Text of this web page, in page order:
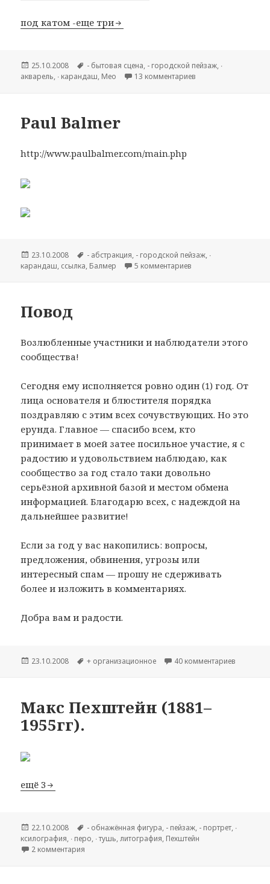
под катом -еще три
Опубликовано
25.10.2008 Метки
- бытовая сцена, - городской пейзаж, ∙
акварель, ∙ карандаш, Мео 13 комментариев
Paul Balmer
http://www.paulbalmer.com/main.php
Опубликовано
23.10.2008 Метки
- абстракция, - городской пейзаж, ∙
карандаш, cсылка, Балмер 5 комментариев
Повод
Возлюбленные участники и наблюдатели этого
сообщества!
Сегодня ему исполняется ровно один (1) год. От
лица основателя и блюстителя порядка
поздравляю с этим всех сочувствующих. Но это
ерунда. Главное — спасибо всем, кто
принимает в моей затее посильное участие, я с
радостию и удовольствием наблюдаю, как
сообщество за год стало таки довольно
серьёзной архивной базой и местом обмена
информацией. Благодарю всех, с надеждой на
дальнейшее развитие!
Если за год у вас накопились: вопросы,
предложения, обвинения, угрозы или
интересный спам — прошу не сдерживать
более и изложить в комментариях.
Добра вам и радости.
Опубликовано
23.10.2008 Метки
+ организационное 40 комментариев
Макс Пехштейн (1881–
1955гг).
ещё 3
Опубликовано
22.10.2008 Метки
- обнажённая фигура, - пейзаж, - портрет, ∙
ксилография, ∙ перо, ∙ тушь,литография, Пехштейн
2 комментария